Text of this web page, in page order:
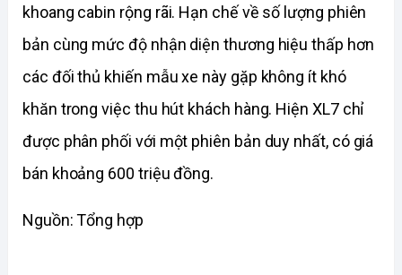
khoang cabin rộng rãi. Hạn chế về số lượng phiên
bản cùng mức độ nhận diện thương hiệu thấp hơn
các đối thủ khiến mẫu xe này gặp không ít khó
khăn trong việc thu hút khách hàng. Hiện XL7 chỉ
được phân phối với một phiên bản duy nhất, có giá
bán khoảng 600 triệu đồng.
Nguồn: Tổng hợp